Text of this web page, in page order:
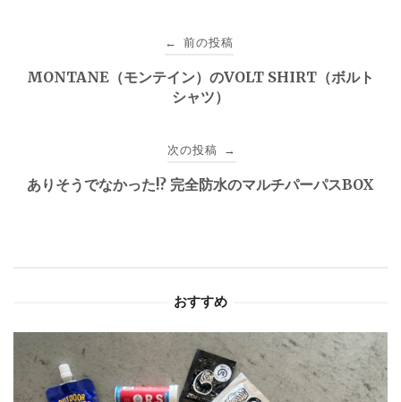
稿
ゲ
← 前の投稿
MONTANE（モンテイン）のVOLT SHIRT（ボルト
シャツ）
次の投稿 →
ありそうでなかった!? 完全防水のマルチパーパスBOX
おすすめ